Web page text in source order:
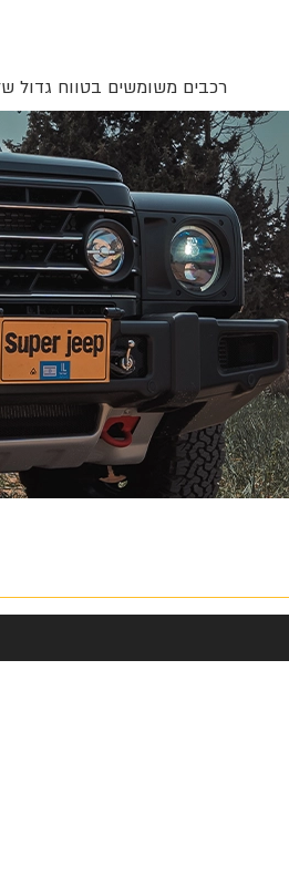
רכבים משומשים בטווח גדול